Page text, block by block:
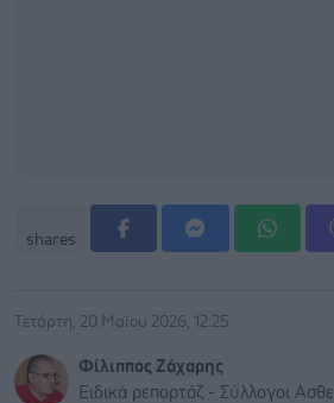
shares
Τετάρτη, 20 Μαΐου 2026, 12:25
Φίλιππος Ζάχαρης
Ειδικά ρεπορτάζ - Σύλλογοι